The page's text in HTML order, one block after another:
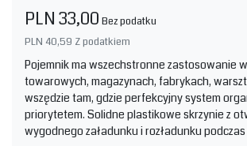
PLN 33,00 Bez podatku
PLN 40,59 Z podatkiem
Pojemnik ma wszechstronne zastosowanie
towarowych, magazynach, fabrykach,
wszędzie tam, gdzie perfekcyjny system
priorytetem. Solidne plastikowe skrzynie z
wygodnego załadunku i rozładunku